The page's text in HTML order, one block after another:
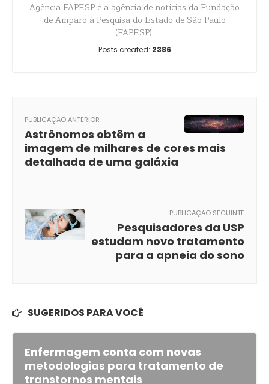
Agência FAPESP é a agência de notícias da Fundação
de Amparo à Pesquisa do Estado de São Paulo
(FAPESP).
Posts created: 2386
PUBLICAÇÃO ANTERIOR
Astrônomos obtêm a
imagem de milhares de cores mais
detalhada de uma galáxia
PUBLICAÇÃO SEGUINTE
Pesquisadores da USP
estudam novo tratamento
para a apneia do sono
SUGERIDOS PARA VOCÊ
Enfermagem conta com novas
metodologias para tratamento de
transtornos mentais